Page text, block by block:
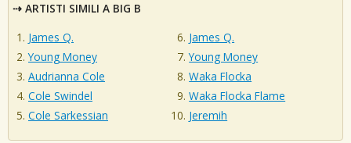
ARTISTI SIMILI A BIG B
James Q.
Young Money
Audrianna Cole
Cole Swindel
Cole Sarkessian
James Q.
Young Money
Waka Flocka
Waka Flocka Flame
Jeremih